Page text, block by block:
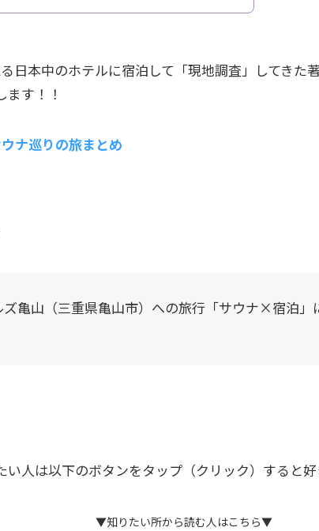
日本中のホテルに宿泊して「現地調査」してきた
す！！
ナ巡りの旅まとめ
ズ亀山（三重県亀山市）への旅行「サウナ×宿泊」
い人は以下のボタンをタップ（クリック）すると好
▼知りたい所から読む人はこちら▼